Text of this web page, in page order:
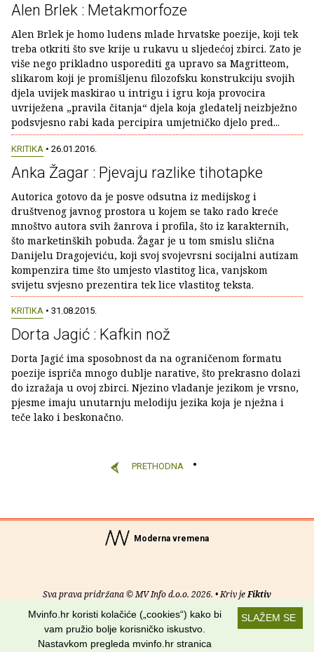
Alen Brlek : Metakmorfoze
Alen Brlek je homo ludens mlade hrvatske poezije, koji tek
treba otkriti što sve krije u rukavu u sljedećoj zbirci. Zato je
više nego prikladno usporediti ga upravo sa Magritteom,
slikarom koji je promišljenu filozofsku konstrukciju svojih
djela uvijek maskirao u intrigu i igru koja provocira
uvriježena „pravila čitanja“ djela koja gledatelj neizbježno
podsvjesno rabi kada percipira umjetničko djelo pred...
KRITIKA • 26.01.2016.
Anka Žagar : Pjevaju razlike tihotapke
Autorica gotovo da je posve odsutna iz medijskog i
društvenog javnog prostora u kojem se tako rado kreće
mnoštvo autora svih žanrova i profila, što iz karakternih,
što marketinških pobuda. Žagar je u tom smislu slična
Danijelu Dragojeviću, koji svoj svojevrsni socijalni autizam
kompenzira time što umjesto vlastitog lica, vanjskom
svijetu svjesno prezentira tek lice vlastitog teksta.
KRITIKA • 31.08.2015.
Dorta Jagić : Kafkin nož
Dorta Jagić ima sposobnost da na ograničenom formatu
poezije ispriča mnogo dublje narative, što prekrasno dolazi
do izražaja u ovoj zbirci. Njezino vladanje jezikom je vrsno,
pjesme imaju unutarnju melodiju jezika koja je nježna i
teče lako i beskonačno.
PRETHODNA
Moderna vremena
Sva prava pridržana © MV Info d.o.o. 2026. • Kriv jeFiktiv
O nama• Pomoć• Uvjeti korištenja•RSS kanali
Potraži nas na:
SLAŽEM SE
Mvinfo.hr koristi kolačiće („cookies“) kako bi
vam pružio bolje korisničko iskustvo.
Nastavkom pregleda mvinfo.hr stranica